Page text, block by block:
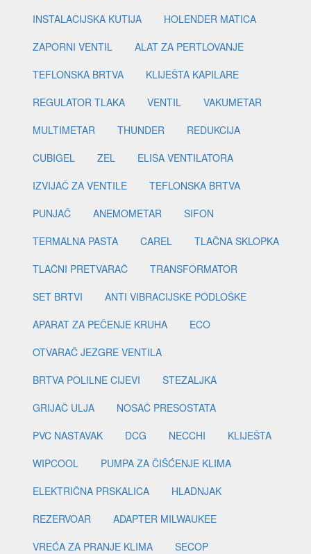
INSTALACIJSKA KUTIJA
HOLENDER MATICA
ZAPORNI VENTIL
ALAT ZA PERTLOVANJE
TEFLONSKA BRTVA
KLIJEŠTA KAPILARE
REGULATOR TLAKA
VENTIL
VAKUMETAR
MULTIMETAR
THUNDER
REDUKCIJA
CUBIGEL
ZEL
ELISA VENTILATORA
IZVIJAČ ZA VENTILE
TEFLONSKA BRTVA
PUNJAČ
ANEMOMETAR
SIFON
TERMALNA PASTA
CAREL
TLAČNA SKLOPKA
TLAČNI PRETVARAČ
TRANSFORMATOR
SET BRTVI
ANTI VIBRACIJSKE PODLOŠKE
APARAT ZA PEČENJE KRUHA
ECO
OTVARAČ JEZGRE VENTILA
BRTVA POLILNE CIJEVI
STEZALJKA
GRIJAČ ULJA
NOSAČ PRESOSTATA
PVC NASTAVAK
DCG NECCHI
KLIJEŠTA
WIPCOOL
PUMPA ZA ČIŠĆENJE KLIMA
ELEKTRIČNA PRSKALICA
HLADNJAK
REZERVOAR
ADAPTER MILWAUKEE
VREĆA ZA PRANJE KLIMA
SECOP